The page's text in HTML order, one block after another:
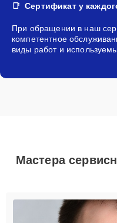
Сертификат у
При обращении в наш
компетентное
виды работ и
Мастера